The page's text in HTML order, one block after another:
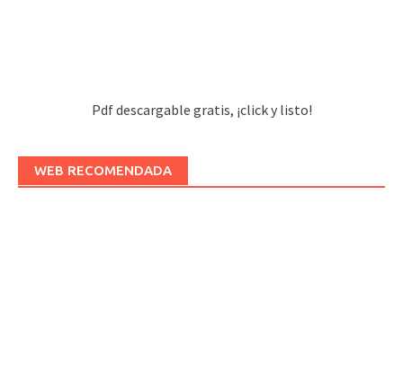
Pdf descargable gratis, ¡click y listo!
WEB RECOMENDADA